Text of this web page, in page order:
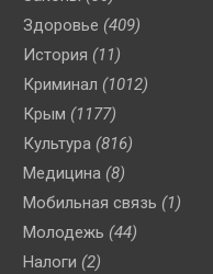
Здоровье (409)
История (11)
Криминал (1012)
Крым (1177)
Культура (816)
Медицина (8)
Мобильная связь (1)
Молодежь (44)
Налоги (2)